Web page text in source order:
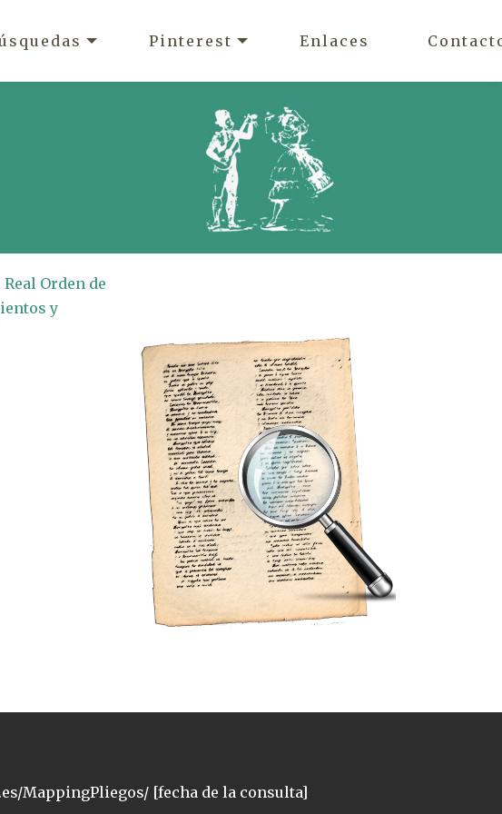
Pinterest Enlaces
Orden de
y
MappingPliegos/ [fecha de la consulta]